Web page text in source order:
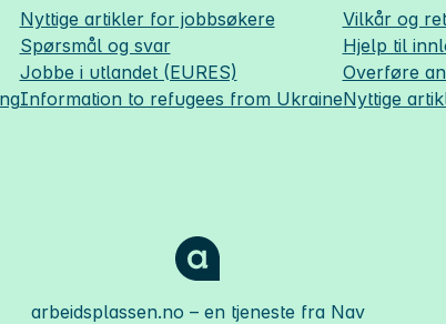
Nyttige artikler for jobbsøkere
Spørsmål og svar
Jobbe i utlandet (EURES)
Information to refugees from Ukraine
Vilkår og
Hjelp til
Overføre
Nyttige
arbeidsplassen.no – en tjeneste fra Nav